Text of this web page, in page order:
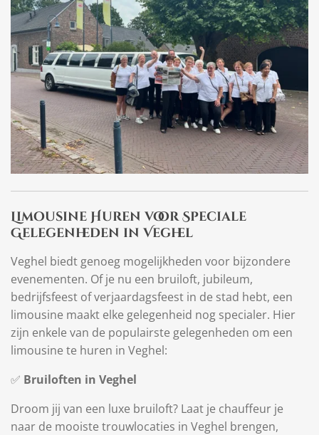
Limousine Huren voor Speciale
Gelegenheden in Veghel
Veghel biedt genoeg mogelijkheden voor bijzondere
evenementen. Of je nu een bruiloft, jubileum,
bedrijfsfeest of verjaardagsfeest in de stad hebt, een
limousine maakt elke gelegenheid nog specialer. Hier
zijn enkele van de populairste gelegenheden om een
limousine te huren in Veghel:
✅ Bruiloften in Veghel
Droom jij van een luxe bruiloft? Laat je chauffeur je
naar de mooiste trouwlocaties in Veghel brengen,